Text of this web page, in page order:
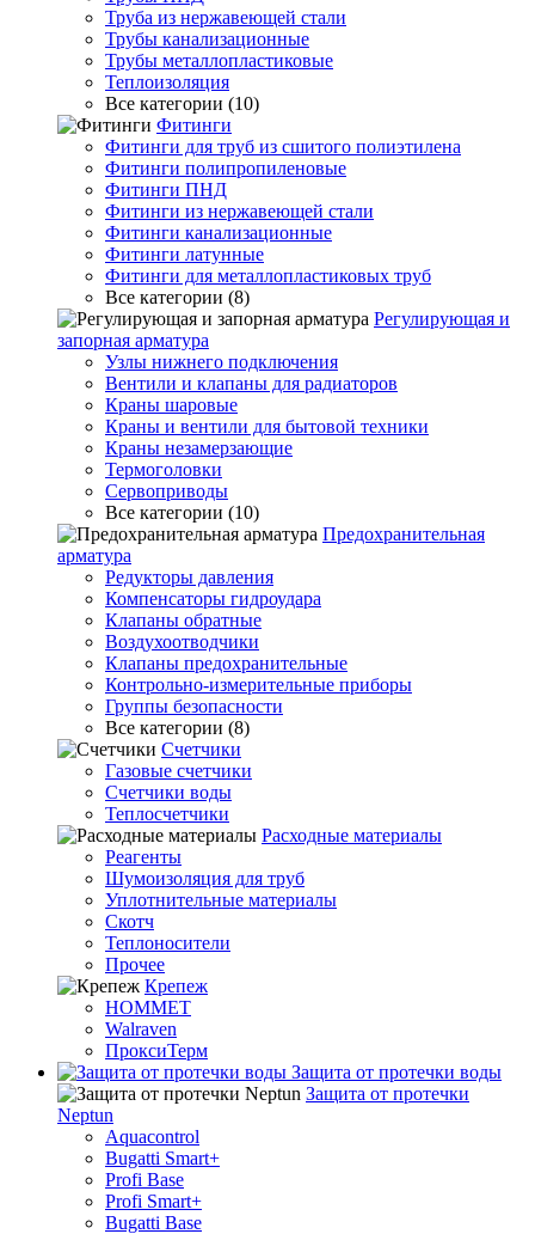
Труба из нержавеющей стали
Трубы канализационные
Трубы металлопластиковые
Теплоизоляция
Все категории (10)
Фитинги
Фитинги для труб из сшитого полиэтилена
Фитинги полипропиленовые
Фитинги ПНД
Фитинги из нержавеющей стали
Фитинги канализационные
Фитинги латунные
Фитинги для металлопластиковых труб
Все категории (8)
Регулирующая и
запорная арматура
Узлы нижнего подключения
Вентили и клапаны для радиаторов
Краны шаровые
Краны и вентили для бытовой техники
Краны незамерзающие
Термоголовки
Сервоприводы
Все категории (10)
Предохранительная
арматура
Редукторы давления
Компенсаторы гидроудара
Клапаны обратные
Воздухоотводчики
Клапаны предохранительные
Контрольно-измерительные приборы
Группы безопасности
Все категории (8)
Счетчики
Газовые счетчики
Счетчики воды
Теплосчетчики
Расходные материалы
Реагенты
Шумоизоляция для труб
Уплотнительные материалы
Скотч
Теплоносители
Прочее
Крепеж
HOMMET
Walraven
ПроксиТерм
Защита от протечки воды
Защита от протечки
Neptun
Aquacontrol
Bugatti Smart+
Profi Base
Profi Smart+
Bugatti Base